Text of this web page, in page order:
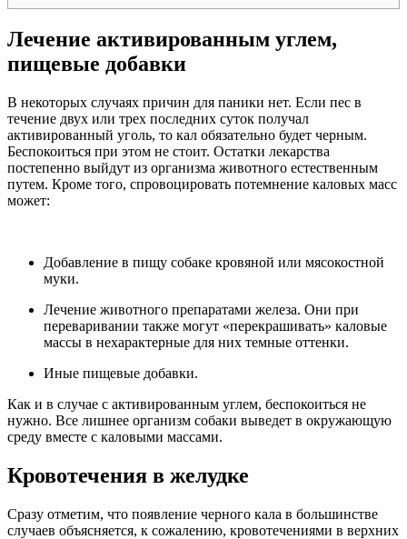
Лечение активированным углем,
пищевые добавки
В некоторых случаях причин для паники нет. Если пес в
течение двух или трех последних суток получал
активированный уголь, то кал обязательно будет черным.
Беспокоиться при этом не стоит. Остатки лекарства
постепенно выйдут из организма животного естественным
путем. Кроме того, спровоцировать потемнение каловых масс
может:
Добавление в пищу собаке кровяной или мясокостной
муки.
Лечение животного препаратами железа. Они при
переваривании также могут «перекрашивать» каловые
массы в нехарактерные для них темные оттенки.
Иные пищевые добавки.
Как и в случае с активированным углем, беспокоиться не
нужно. Все лишнее организм собаки выведет в окружающую
среду вместе с каловыми массами.
Кровотечения в желудке
Сразу отметим, что появление черного кала в большинстве
случаев объясняется, к сожалению, кровотечениями в верхних